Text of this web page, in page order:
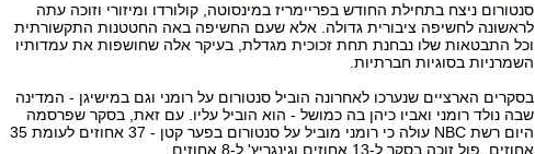
סנטורום ניצח בתחילת החודש בפריימריז במינסוטה, קולורדו ומיזורי וזוכה עתה
לראשונה לחשיפה ציבורית גדולה. אלא שעם החשיפה באה החטטנות התקשורתית
וכל התבטאות שלו נבחנת תחת זכוכית מגדלת, בעיקר אלה שחושפות את עמדותיו
השמרניות בסוגיות חברתיות.
בסקרים הארציים שנערכו לאחרונה הוביל סנטורום על רומני וגם במישיגן - המדינה
שבה נולד רומני ואביו כיהן בה כמושל - הוא הוביל עליו. עם זאת, בסקר שפרסמה
היום רשת NBC עולה כי רומני מוביל על סנטורום בפער קטן - 37 אחוזים לעומת 35
אחוזים. פול זוכה בסקר ל-13 אחוזים וגינגריץ' ל-8 אחוזים.